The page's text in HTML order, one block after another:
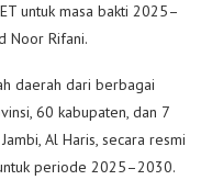
untuk masa bakti 2025–
Noor Rifani.
daerah dari berbagai
60 kabupaten, dan 7
Al Haris, secara resmi
periode 2025–2030.